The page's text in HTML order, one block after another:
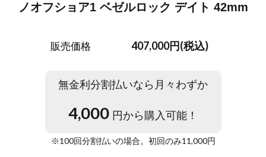
ノオフショア1 ベゼルロック デイト 42mm
販売価格 407,000円(税込)
無金利分割払いなら月々わずか
4,000 円から購入可能！
※100回分割払いの場合。初回のみ11,000円